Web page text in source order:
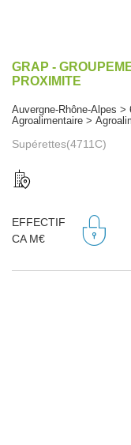
GRAP -
PROXIMITE
Auvergne-Rhône-Alpes >
Agroalimentaire >
Supérettes(4711C)
EFFECTIF
CA M€